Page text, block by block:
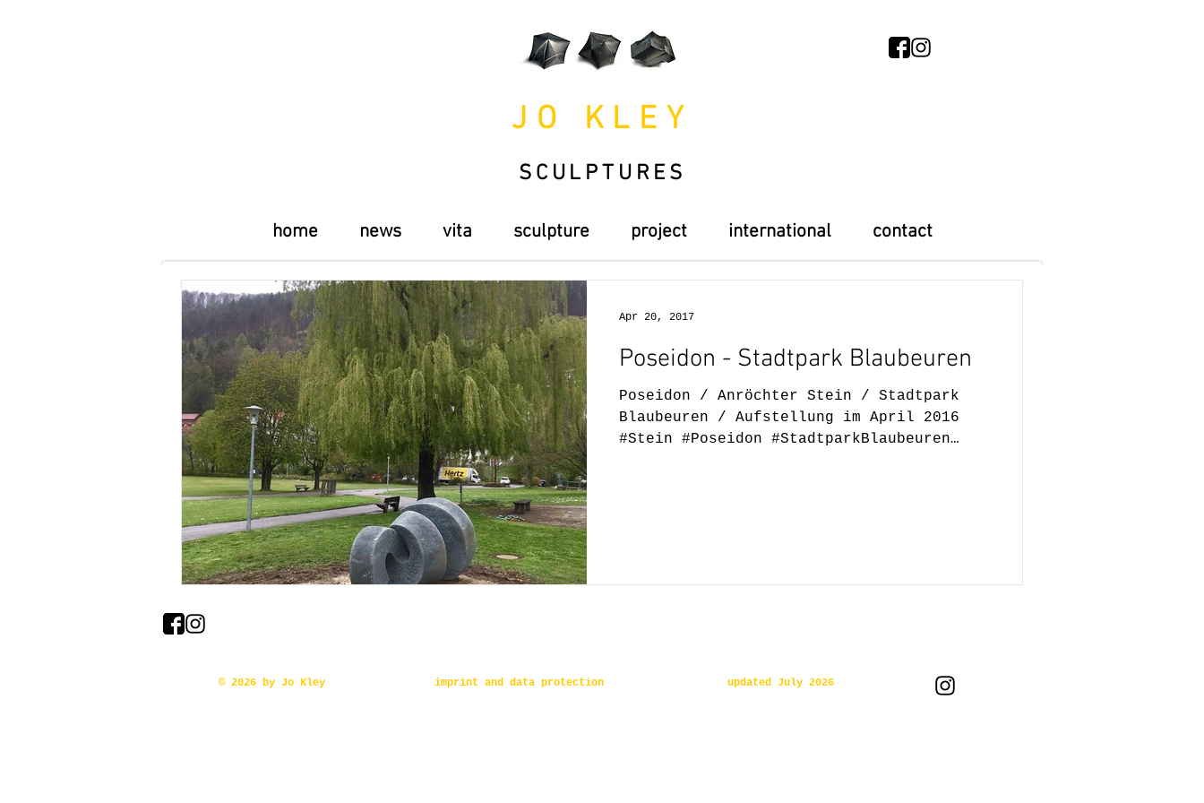
JO KLEY
SCULPTURES
home news vita sculpture project international contact
Poseidon - Stadtpark Blaubeuren
Poseidon / Anröchter Stein / Stadtpark
Blaubeuren / Aufstellung im April 2016
#Stein #Poseidon #StadtparkBlaubeuren
Apr 20, 2017
© 2026 by Jo Kley imprint and data protection updated July 2026